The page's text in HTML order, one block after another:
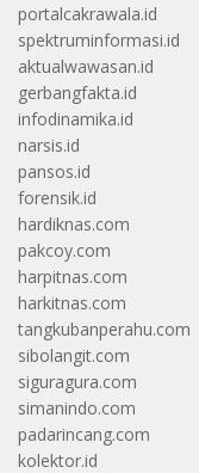
portalcakrawala.id
spektruminformasi.id
aktualwawasan.id
gerbangfakta.id
infodinamika.id
narsis.id
pansos.id
forensik.id
hardiknas.com
pakcoy.com
harpitnas.com
harkitnas.com
tangkubanperahu.com
sibolangit.com
siguragura.com
simanindo.com
padarincang.com
kolektor.id